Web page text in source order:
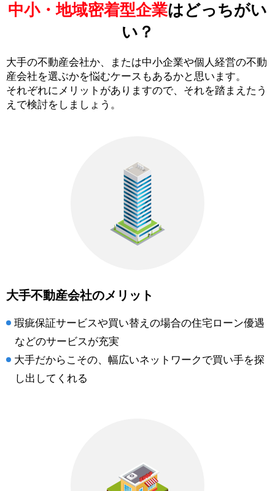
中小・地域密着型企業はどっちがい
い？
大手の不動産会社か、または中小企業や個人経営の不動
産会社を選ぶかを悩むケースもあるかと思います。
それぞれにメリットがありますので、それを踏まえたう
えで検討をしましょう。
大手不動産会社のメリット
瑕疵保証サービスや買い替えの場合の住宅ローン優遇
などのサービスが充実
大手だからこその、幅広いネットワークで買い手を探
し出してくれる